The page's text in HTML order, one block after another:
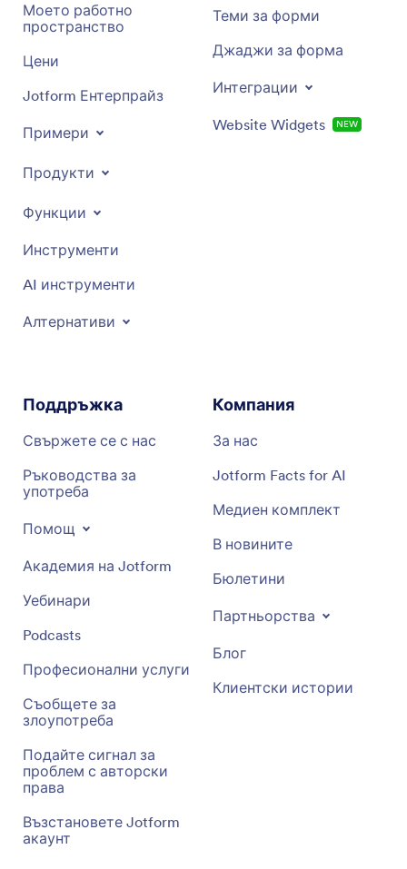
Моето работно
пространство
Цени
Jotform Ентерпрайз
Примери
Продукти
Функции
Инструменти
AI инструменти
Алтернативи
Теми за форми
Джаджи за форма
Интеграции
Website Widgets NEW
Поддръжка
Свържете се с нас
Ръководства за
употреба
Помощ
Академия на Jotform
Уебинари
Podcasts
Професионални услуги
Съобщете за
злоупотреба
Подайте сигнал за
проблем с авторски
права
Възстановете Jotform
акаунт
Компания
За нас
Jotform Facts for AI
Медиен комплект
В новините
Бюлетини
Партньорства
Блог
Клиентски истории